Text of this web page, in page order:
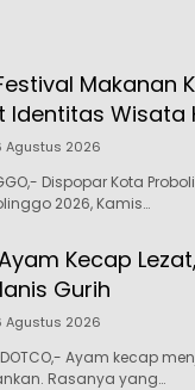
Makanan
Identitas Wisata
Agustus 2026
Dispopar Kota
2026, Kamis…
Kecap
Gurih
Agustus 2026
Ayam kecap
Rasanya yang…